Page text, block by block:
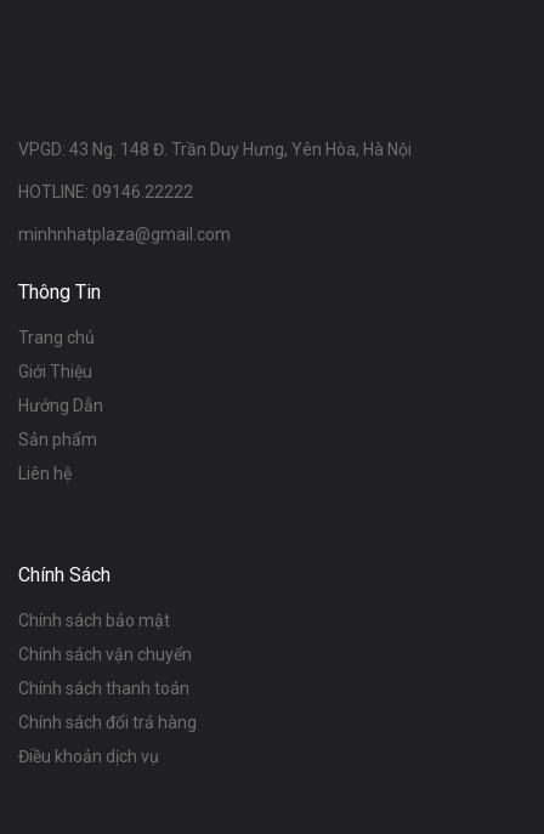
VPGD: 43 Ng. 148 Đ. Trần Duy Hưng, Yên Hòa, Hà Nội
HOTLINE: 09146.22222
minhnhatplaza@gmail.com
Thông Tin
Trang chủ
Giới Thiệu
Hướng Dẫn
Sản phẩm
Liên hệ
Chính Sách
Chính sách bảo mật
Chính sách vận chuyển
Chính sách thanh toán
Chính sách đổi trả hàng
Điều khoản dịch vụ